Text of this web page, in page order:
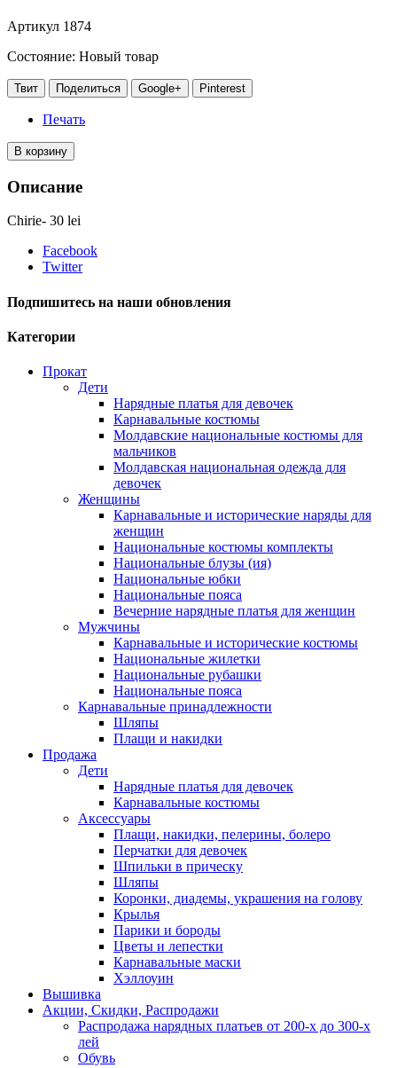
Артикул 1874
Состояние: Новый товар
Твит Поделиться Google+ Pinterest
Печать
В корзину
Описание
Chirie- 30 lei
Facebook
Twitter
Подпишитесь на наши обновления
Категории
Прокат
Дети
Нарядные платья для девочек
Карнавальные костюмы
Молдавские национальные костюмы для
мальчиков
Молдавская национальная одежда для
девочек
Женщины
Карнавальные и исторические наряды для
женщин
Национальные костюмы комплекты
Национальные блузы (ия)
Национальные юбки
Национальные пояса
Вечерние нарядные платья для женщин
Мужчины
Карнавальные и исторические костюмы
Национальные жилетки
Национальные рубашки
Национальные пояса
Карнавальные принадлежности
Шляпы
Плащи и накидки
Продажа
Дети
Нарядные платья для девочек
Карнавальные костюмы
Аксессуары
Плащи, накидки, пелерины, болеро
Перчатки для девочек
Шпильки в прическу
Шляпы
Коронки, диадемы, украшения на голову
Крылья
Парики и бороды
Цветы и лепестки
Карнавальные маски
Хэллоуин
Вышивка
Акции, Скидки, Распродажи
Распродажа нарядных платьев от 200-х до 300-х
лей
Обувь